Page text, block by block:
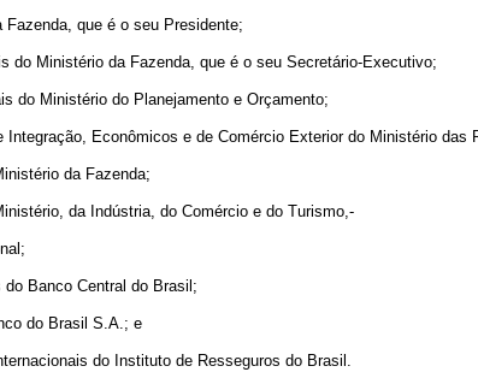
que é o seu Presidente;
Ministério da Fazenda, que é o seu Secretário-Executivo;
Ministério do Planejamento e Orçamento;
Econômicos e de Comércio Exterior do Ministério das
da Fazenda;
da Indústria, do Comércio e do Turismo,-
Banco Central do Brasil;
do Brasil S.A.; e
do Instituto de Resseguros do Brasil.